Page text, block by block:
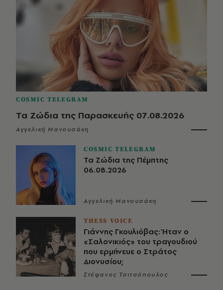
COSMIC TELEGRAM
Τα Ζώδια της Παρασκευής 07.08.2026
Αγγελική Μανουσάκη
COSMIC TELEGRAM
Τα Ζώδια της Πέμπτης
06.08.2026
Αγγελική Μανουσάκη
THESS VOICE
Γιάννης Γκουλιόβας: Ήταν ο
«Σαλονικιός» του τραγουδιού
που ερμήνευε ο Στράτος
Διονυσίου;
Στέφανος Τσιτσόπουλος